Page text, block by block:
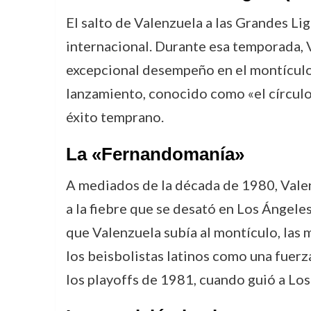
El salto de Valenzuela a las Grandes
internacional. Durante esa temporada,
excepcional desempeño en el
lanzamiento, conocido como «el
éxito temprano.
La «Fernandomanía»
A mediados de la década de 1980,
a la fiebre que se desató en Los
que Valenzuela subía al montículo, las
los beisbolistas latinos como una
los playoffs de 1981, cuando guió a